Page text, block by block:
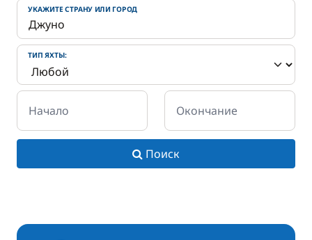
УКАЖИТЕ СТРАНУ ИЛИ ГОРОД
ТИП ЯХТЫ:
Начало Окончание
Поиск